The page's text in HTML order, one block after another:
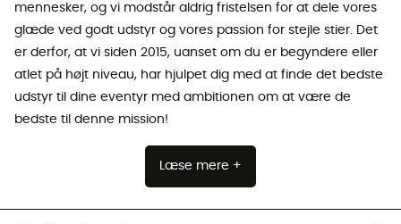
mennesker, og vi modstår aldrig fristelsen for at dele vores
glæde ved godt udstyr og vores passion for stejle stier. Det
er derfor, at vi siden 2015, uanset om du er begyndere eller
atlet på højt niveau, har hjulpet dig med at finde det bedste
udstyr til dine eventyr med ambitionen om at være de
bedste til denne mission!
Læse mere +